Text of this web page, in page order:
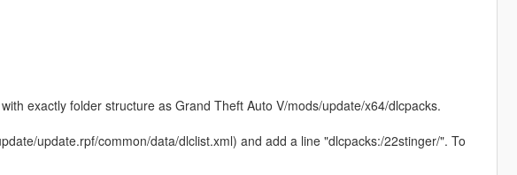
exactly folder structure as Grand Theft Auto V/mods/update/x64/dlcpacks.
update.rpf/common/data/dlclist.xml) and add a line "dlcpacks:/22stinger/". To